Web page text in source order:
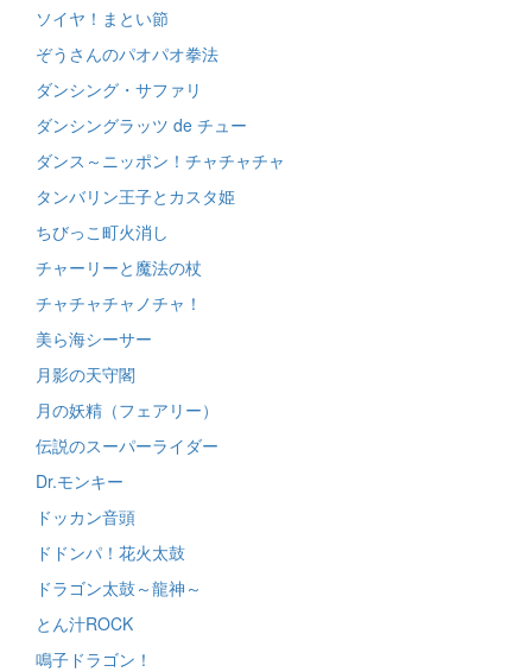
ソイヤ！まとい節
ぞうさんのパオパオ拳法
ダンシング・サファリ
ダンシングラッツ de チュー
ダンス～ニッポン！チャチャチャ
タンバリン王子とカスタ姫
ちびっこ町火消し
チャーリーと魔法の杖
チャチャチャノチャ！
美ら海シーサー
月影の天守閣
月の妖精（フェアリー）
伝説のスーパーライダー
Dr.モンキー
ドッカン音頭
ドドンパ！花火太鼓
ドラゴン太鼓～龍神～
とん汁ROCK
鳴子ドラゴン！